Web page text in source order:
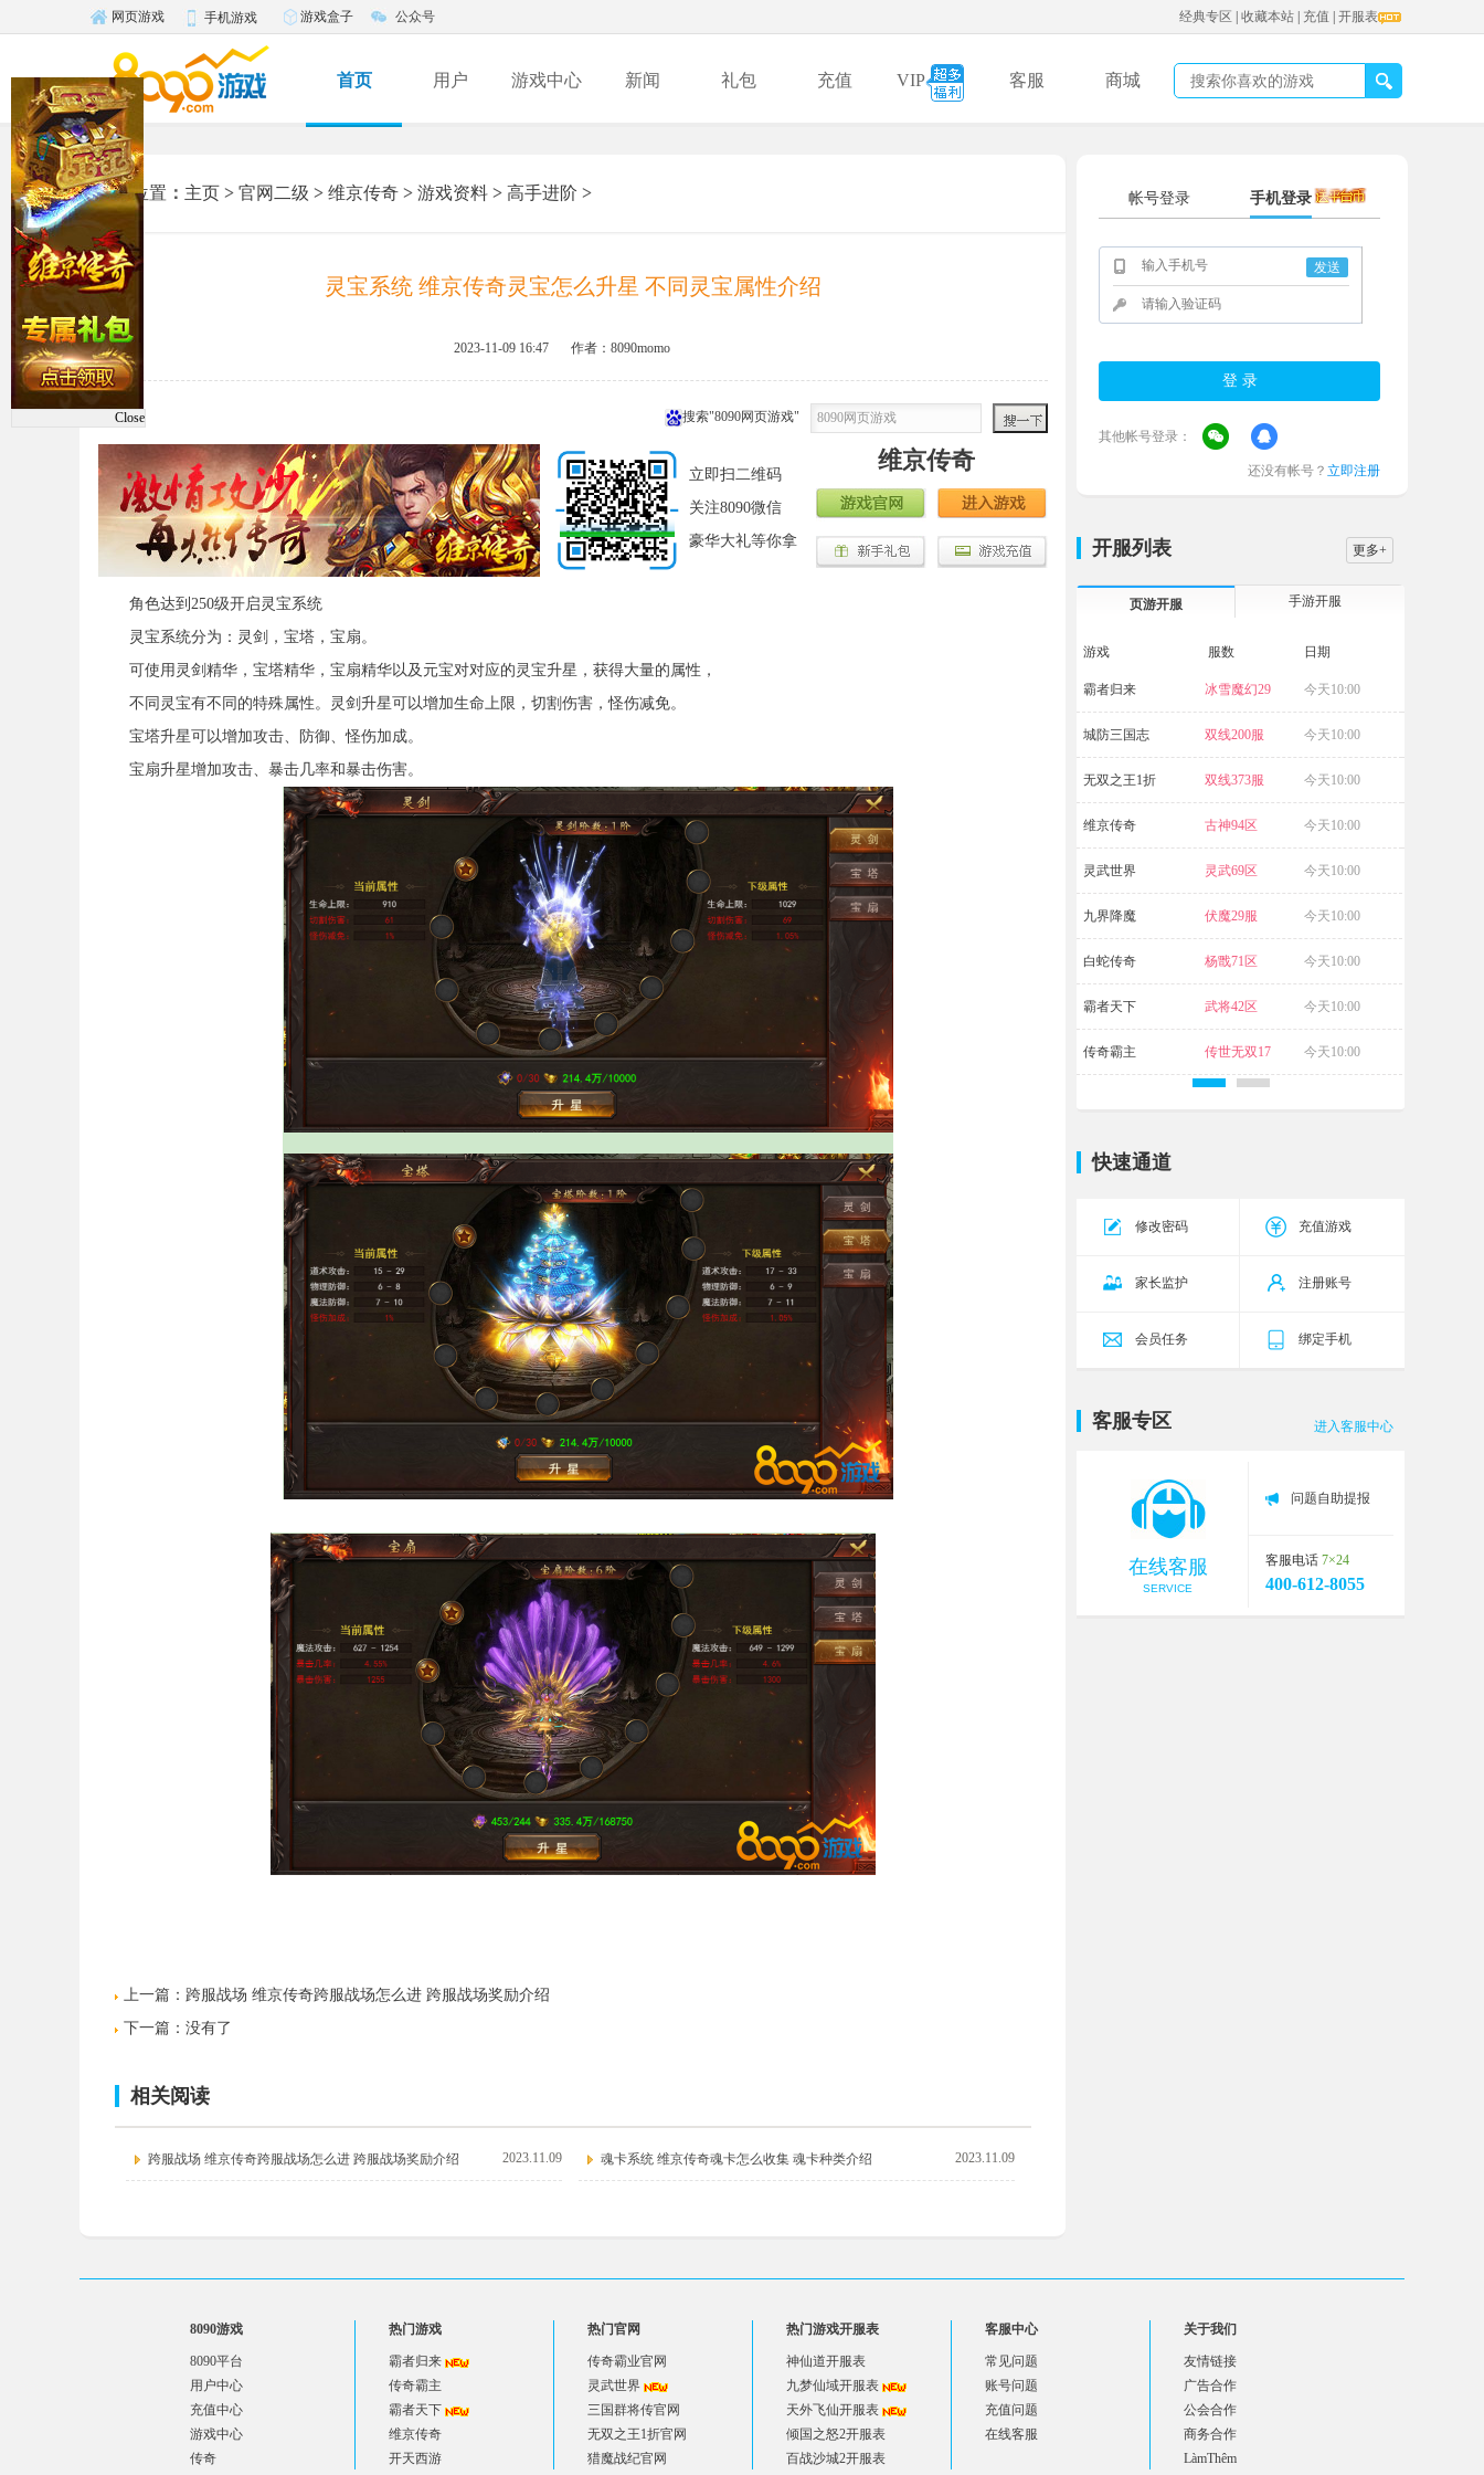
网页游戏 手机游戏 游戏盒子 公众号 经典专区 收藏本站 充值 开服表
首页 用户 游戏中心 新闻 礼包 充值 VIP 客服 商城
您的位置 ： 主页 > 官网二级 > 维京传奇 > 游戏资料 > 高手进阶 >
灵宝系统 维京传奇灵宝怎么升星 不同灵宝属性介绍
2023-11-09 16:47 作者：8090momo
搜索"8090网页游戏"
立即扫二维码
关注8090微信
豪华大礼等你拿
维京传奇
角色达到250级开启灵宝系统
灵宝系统分为：灵剑，宝塔，宝扇。
可使用灵剑精华，宝塔精华，宝扇精华以及元宝对对应的灵宝升星，获得大量的属性，
不同灵宝有不同的特殊属性。灵剑升星可以增加生命上限，切割伤害，怪伤减免。
宝塔升星可以增加攻击、防御、怪伤加成。
宝扇升星增加攻击、暴击几率和暴击伤害。
上一篇： 跨服战场 维京传奇跨服战场怎么进 跨服战场奖励介绍
下一篇：没有了
相关阅读
跨服战场 维京传奇跨服战场怎么进 跨服战场奖励介绍 2023.11.09 魂卡系统 维京传奇魂卡怎么收集 魂卡种类介绍 2023.11.09
帐号登录 手机登录
发送
其他帐号登录：
还没有帐号？ 立即注册
开服列表 更多+
页游开服 手游开服
游戏 服数 日期
霸者归来 冰雪魔幻29
区
今天10:00
城防三国志 双线200服 今天10:00
无双之王1折 双线373服 今天10:00
维京传奇 古神94区 今天10:00
灵武世界 灵武69区 今天10:00
九界降魔 伏魔29服 今天10:00
白蛇传奇 杨戬71区 今天10:00
霸者天下 武将42区 今天10:00
传奇霸主 传世无双17 今天10:00
快速通道
修改密码 充值游戏
家长监护 注册账号
会员任务 绑定手机
进入客服中心
客服专区
在线客服
SERVICE
问题自助提报
客服电话 7×24
400-612-8055
8090游戏
8090平台
用户中心
充值中心
游戏中心
传奇
热门游戏
霸者归来
传奇霸主
霸者天下
维京传奇
开天西游
热门官网
传奇霸业官网
灵武世界
三国群将传官网
无双之王1折官网
猎魔战纪官网
热门游戏开服表
神仙道开服表
九梦仙域开服表
天外飞仙开服表
倾国之怒2开服表
百战沙城2开服表
客服中心
常见问题
账号问题
充值问题
在线客服
关于我们
友情链接
广告合作
公会合作
商务合作
LàmThêm
Close